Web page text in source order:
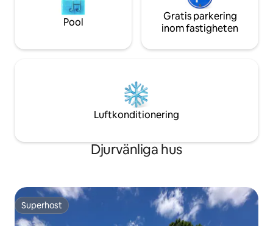
Pool
Gratis parkering
inom fastigheten
Luftkonditionering
Djurvänliga hus
Superhost
Superhost